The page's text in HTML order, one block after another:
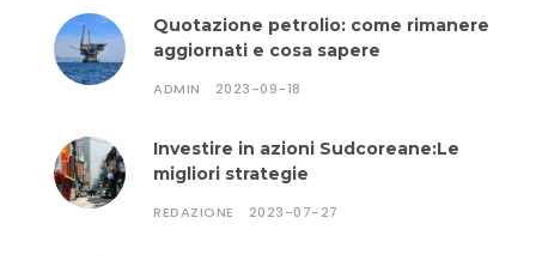
Quotazione petrolio: come rimanere
aggiornati e cosa sapere
ADMIN 2023-09-18
Investire in azioni Sudcoreane:Le
migliori strategie
REDAZIONE 2023-07-27